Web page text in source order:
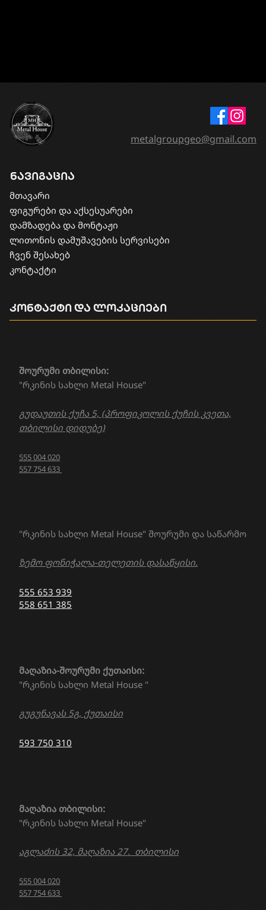
ნავიგაცია
მთავარი
ფიგურები და აქსესუარები
დამზადება და მონტაჟი
​ლითონის დამუშავების სერვისები
ჩვენ შესახებ
კონტაქტი
"რკინის სახლი Metal House" შოურუმი და საწარმო
ზემო ფონიჭალა-თელეთის დასაწყისი.
555 653 939
558 651 385
მაღაზია თბილისი:
"რკინის სახლი Metal House"
აგლაძის 32, მაღაზია 27. თბილისი
555 004 020
557 754 633
მაღაზია-შოურუმი ქუთაისი:
"რკინის სახლი Metal House "
გუგუნავას 5გ, ქუთაისი
593 750 310
შოურუმი თბილისი:
"რკინის სახლი Metal House"
გუდაუთის ქუჩა 5, (პროფიკოლის ქუჩის კვეთა,
თბილისი დიდუბე)
555 004 020
557 754 633
კონტაქტი და ლოკაციები
metalgroupgeo@gmail.com